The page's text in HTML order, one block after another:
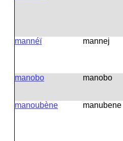
mannéï
mannej
manobo
manobo
manoubène
manubene